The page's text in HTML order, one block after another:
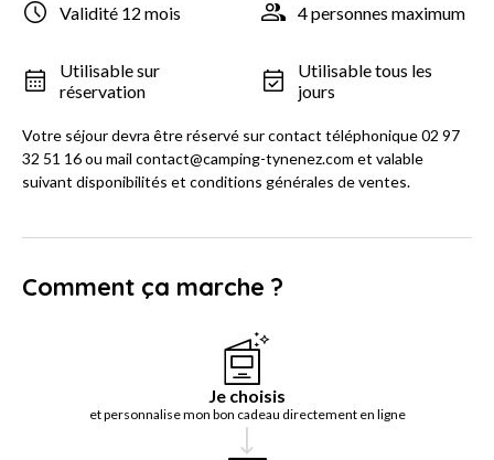
Validité 12 mois 4 personnes maximum
Utilisable sur
réservation
Utilisable tous les
jours
Votre séjour devra être réservé sur contact téléphonique 02 97
32 51 16 ou mail contact@camping-tynenez.com et valable
suivant disponibilités et conditions générales de ventes.
Comment ça marche ?
Je choisis
et personnalise mon bon cadeau directement en ligne